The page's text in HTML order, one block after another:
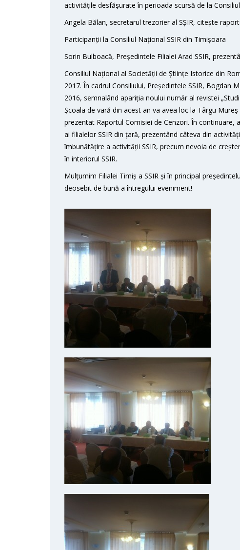
activitățile desfășurate în perioada scursă de la
Angela Bălan, secretarul trezorier al SȘIR, citește
Participanții la Consiliul Național SSIR din Timișoara
Sorin Bulboacă, Președintele Filialei Arad SSIR,
Consiliul Național al Societății de Științe Istorice din
2017. În cadrul Consiliului, Președintele SSIR, Bogdan
2016, semnalând apariția noului număr al revistei
Școala de vară din acest an va avea loc la Târgu
prezentat Raportul Comisiei de Cenzori. În
ai filialelor SSIR din țară, prezentând câteva din
îmbunătățire a activității SSIR, precum nevoia de
în interiorul SSIR.
Mulțumim Filialei Timiș a SSIR și în principal
deosebit de bună a întregului eveniment!